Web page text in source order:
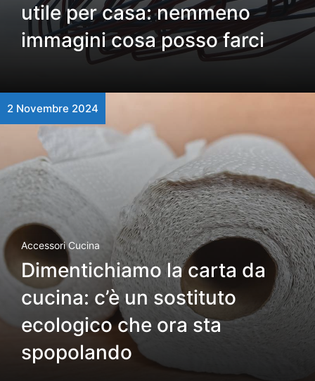
utile per casa: nemmeno
immagini cosa posso farci
2 Novembre 2024
Accessori Cucina
Dimentichiamo la carta da
cucina: c’è un sostituto
ecologico che ora sta
spopolando